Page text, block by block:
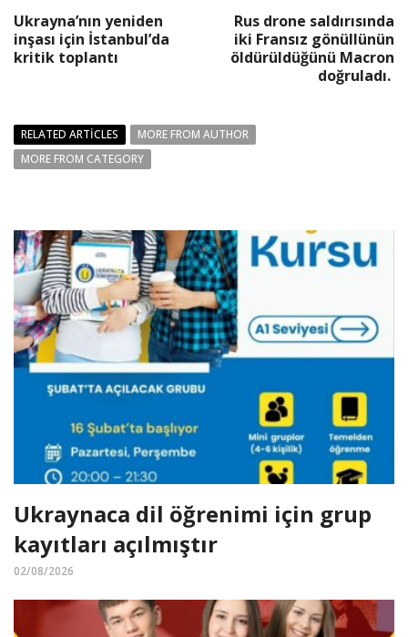
Ukrayna’nın yeniden
inşası için İstanbul’da
kritik toplantı
Rus drone saldırısında
iki Fransız gönüllünün
öldürüldüğünü Macron
doğruladı.
RELATED ARTICLES
MORE FROM AUTHOR
MORE FROM CATEGORY
Ukraynaca dil öğrenimi için grup
kayıtları açılmıştır
02/08/2026